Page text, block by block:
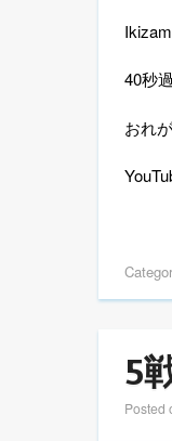
40秒
おれが
5
Posted